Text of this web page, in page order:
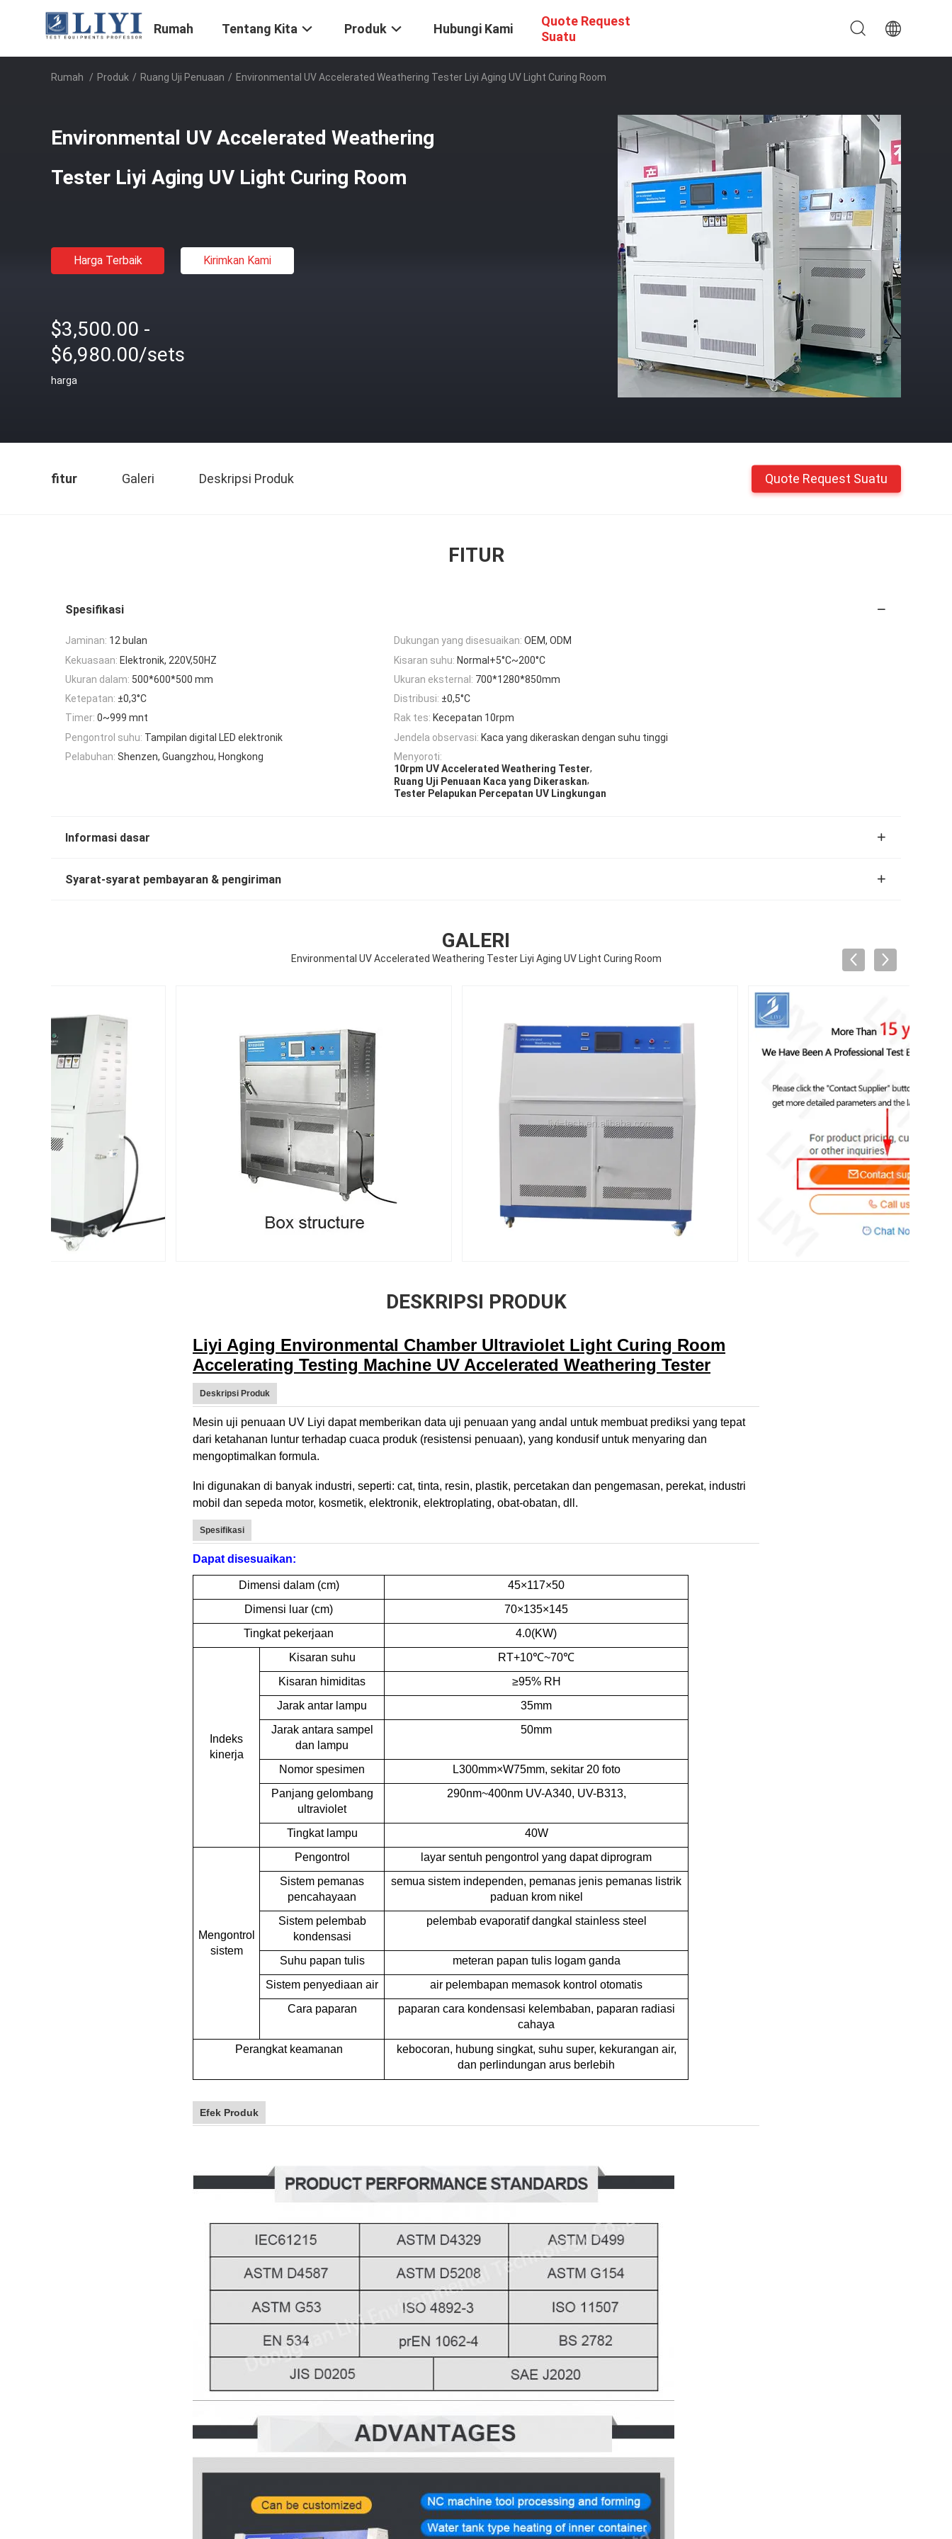
Rumah Tentang Kita Produk Hubungi Kami
Quote Request
Suatu
Rumah / Produk / Ruang Uji Penuaan / Environmental UV Accelerated Weathering Tester Liyi Aging UV Light Curing Room
Environmental UV Accelerated Weathering
Tester Liyi Aging UV Light Curing Room
Harga Terbaik Kirimkan Kami
$3,500.00 -
$6,980.00/sets
harga
fitur Galeri Deskripsi Produk Quote Request Suatu
FITUR
Spesifikasi
Jaminan: 12 bulan Dukungan yang disesuaikan: OEM, ODM
Kekuasaan: Elektronik, 220V,50HZ Kisaran suhu: Normal+5°C~200°C
Ukuran dalam: 500*600*500 mm Ukuran eksternal: 700*1280*850mm
Ketepatan: ±0,3°C Distribusi: ±0,5°C
Timer: 0~999 mnt Rak tes: Kecepatan 10rpm
Pengontrol suhu: Tampilan digital LED elektronik Jendela observasi: Kaca yang dikeraskan dengan suhu tinggi
Pelabuhan: Shenzen, Guangzhou, Hongkong
Menyoroti:
10rpm UV Accelerated Weathering Tester,
Ruang Uji Penuaan Kaca yang Dikeraskan,
Tester Pelapukan Percepatan UV Lingkungan
Informasi dasar
Syarat-syarat pembayaran & pengiriman
GALERI
Environmental UV Accelerated Weathering Tester Liyi Aging UV Light Curing Room
DESKRIPSI PRODUK
Liyi Aging Environmental Chamber Ultraviolet Light Curing Room
Accelerating Testing Machine UV Accelerated Weathering Tester
Deskripsi Produk
Mesin uji penuaan UV Liyi dapat memberikan data uji penuaan yang andal untuk membuat prediksi yang tepat
dari ketahanan luntur terhadap cuaca produk (resistensi penuaan), yang kondusif untuk menyaring dan
mengoptimalkan formula.
Ini digunakan di banyak industri, seperti: cat, tinta, resin, plastik, percetakan dan pengemasan, perekat, industri
mobil dan sepeda motor, kosmetik, elektronik, elektroplating, obat-obatan, dll.
Spesifikasi
Dapat disesuaikan:
Dimensi dalam (cm)
45×117×50
Dimensi luar (cm)
70×135×145
Tingkat pekerjaan
4.0(KW)
Indeks
kinerja
Kisaran suhu
RT+10℃~70℃
Kisaran himiditas
≥95% RH
Jarak antar lampu
35mm
Jarak antara sampel
dan lampu
50mm
Nomor spesimen
L300mm×W75mm, sekitar 20 foto
Panjang gelombang
ultraviolet
290nm~400nm UV-A340, UV-B313,
Tingkat lampu 40W
Mengontrol
sistem
Pengontrol
layar sentuh pengontrol yang dapat diprogram
Sistem pemanas
pencahayaan
semua sistem independen, pemanas jenis pemanas listrik
paduan krom nikel
Sistem pelembab
kondensasi
pelembab evaporatif dangkal stainless steel
Suhu papan tulis
meteran papan tulis logam ganda
Sistem penyediaan air
air pelembapan memasok kontrol otomatis
Cara paparan
paparan cara kondensasi kelembaban, paparan radiasi
cahaya
Perangkat keamanan
kebocoran, hubung singkat, suhu super, kekurangan air,
dan perlindungan arus berlebih
Efek Produk